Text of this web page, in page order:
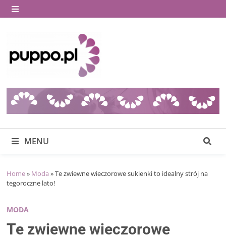
Skip
to
MENU
MENU
Home» Moda »Te zwiewne wieczorowe sukienki to idealny strój na
tegoroczne lato!
MODA
Te zwiewne wieczorowe